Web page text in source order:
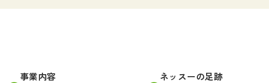
事業内容 ネッスーの足跡